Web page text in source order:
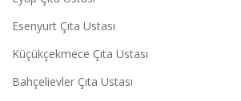
Esenyurt Çıta Ustası
Küçükçekmece Çıta Ustası
Bahçelievler Çıta Ustası